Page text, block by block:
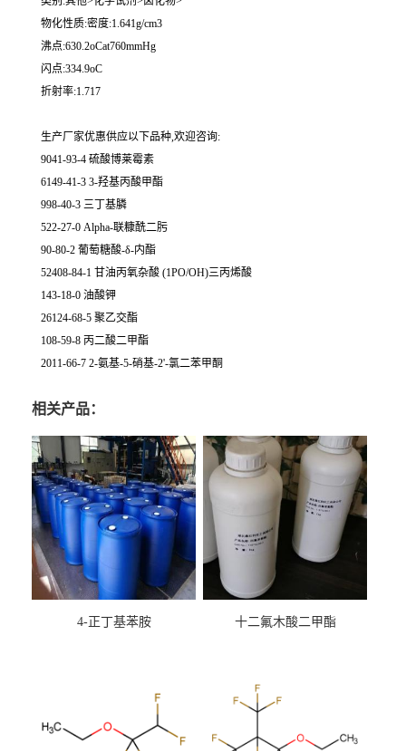
物化性质:密度:1.641g/cm3
沸点:630.2oCat760mmHg
闪点:334.9oC
折射率:1.717
生产厂家优惠供应以下品种,欢迎咨询:
9041-93-4 硫酸博莱霉素
6149-41-3 3-羟基丙酸甲酯
998-40-3 三丁基膦
522-27-0 Alpha-联糠酰二肟
90-80-2 葡萄糖酸-δ-内酯
52408-84-1 甘油丙氧杂酸 (1PO/OH)三丙烯酸
143-18-0 油酸钾
26124-68-5 聚乙交酯
108-59-8 丙二酸二甲酯
2011-66-7 2-氨基-5-硝基-2'-氯二苯甲酮
相关产品：
4-正丁基苯胺 十二氟木酸二甲酯